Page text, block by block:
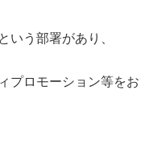
いう部署があり、
プロモーション等をお